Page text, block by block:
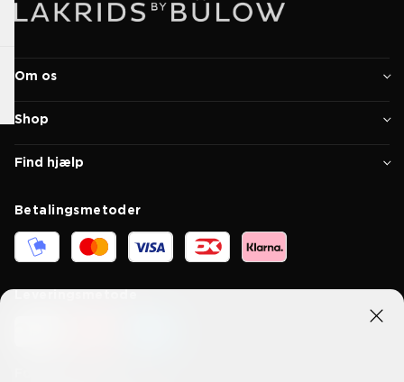
Om os
Shop
Find hjælp
Betalingsmetoder